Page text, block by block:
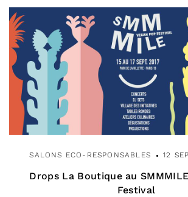
SALONS ECO-RESPONSABLES 12
Drops La Boutique au
Festival